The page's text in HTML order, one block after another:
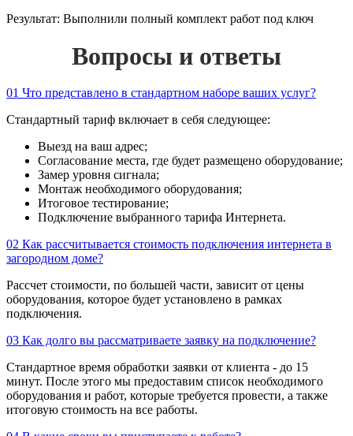
Результат: Выполнили полный комплект работ под ключ
Вопросы и ответы
01 Что представлено в стандартном наборе ваших услуг?
Стандартный тариф включает в себя следующее:
Выезд на ваш адрес;
Согласование места, где будет размещено оборудование;
Замер уровня сигнала;
Монтаж необходимого оборудования;
Итоговое тестирование;
Подключение выбранного тарифа Интернета.
02 Как рассчитывается стоимость подключения интернета в
загородном доме?
Рассчет стоимости, по большей части, зависит от цены
оборудования, которое будет установлено в рамках
подключения.
03 Как долго вы рассматриваете заявку на подключение?
Стандартное время обработки заявки от клиента - до 15
минут. После этого мы предоставим список необходимого
оборудования и работ, которые требуется провести, а также
итоговую стоимость на все работы.